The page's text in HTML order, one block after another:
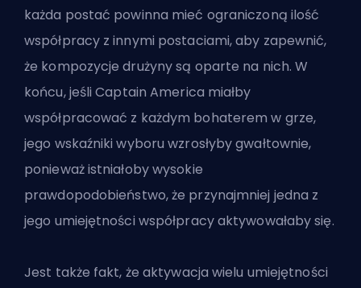
każda postać powinna mieć ograniczoną ilość
współpracy z innymi postaciami, aby zapewnić,
że kompozycje drużyny są oparte na nich. W
końcu, jeśli Captain America miałby
współpracować z każdym bohaterem w grze,
jego wskaźniki wyboru wzrosłyby gwałtownie,
ponieważ istniałoby wysokie
prawdopodobieństwo, że przynajmniej jedna z
jego umiejętności współpracy aktywowałaby się.
Jest także fakt, że aktywacja wielu umiejętności